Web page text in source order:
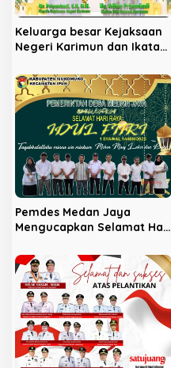
Keluarga besar Kejaksaan
Negeri Karimun dan Ikatan
Daerah Karimun
mengucapkan Selamat
Hari Raya Idulfitri
1446H/2025 Masehi
Pemdes Medan Jaya
Mengucapkan Selamat Hari